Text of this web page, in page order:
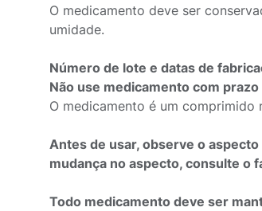
O medicamento deve ser
umidade.
Número de lote e datas de
Não use medicamento com
O medicamento é um
Antes de usar, observe o
mudança no aspecto, consulte o
Todo medicamento deve ser